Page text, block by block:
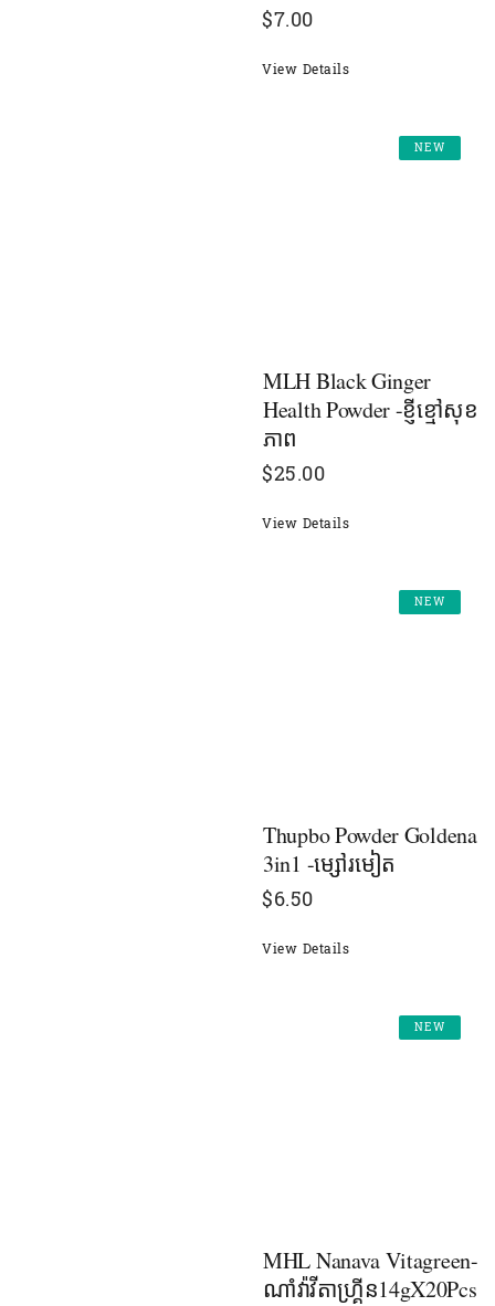
$7.00
View Details
NEW
MLH Black Ginger
Health Powder -ខ្ញីខ្មៅសុខ
ភាព
$25.00
View Details
NEW
Thupbo Powder Goldena
3in1 -ម្សៅរមៀត
$6.50
View Details
NEW
MHL Nanava Vitagreen-
ណាំវ៉ាវីតាហ្រ្គីន14gX20Pcs